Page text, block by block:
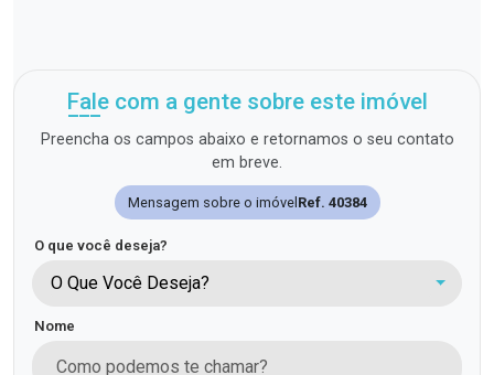
Fale com a gente sobre este imóvel
Preencha os campos abaixo e retornamos o seu contato
em breve.
Mensagem sobre o imóvel Ref. 40384
O que você deseja?
O Que Você Deseja?
Nome